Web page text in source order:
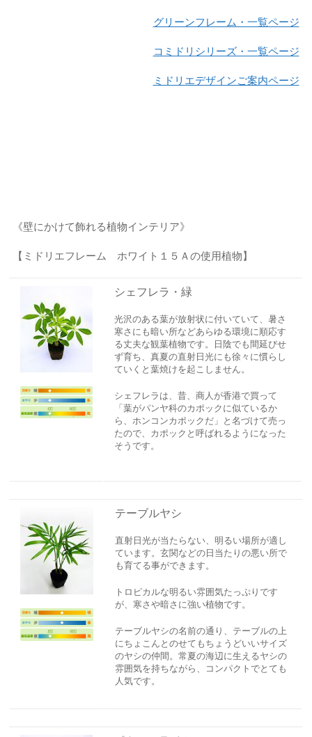
グリーンフレーム・一覧ページ
コミドリシリーズ・一覧ページ
ミドリエデザインご案内ページ
《壁にかけて飾れる植物インテリア》
【ミドリエフレーム ホワイト１５Ａの使用植物】
シェフレラ・緑
光沢のある葉が放射状に付いていて、暑さ
寒さにも暗い所などあらゆる環境に順応す
る丈夫な観葉植物です。日陰でも間延びせ
ず育ち、真夏の直射日光にも徐々に慣らし
ていくと葉焼けを起こしません。
シェフレラは、昔、商人が香港で買って
「葉がパンヤ科のカポックに似ているか
ら、ホンコンカポックだ」と名づけて売っ
たので、カポックと呼ばれるようになった
そうです。
テーブルヤシ
直射日光が当たらない、明るい場所が適し
ています。玄関などの日当たりの悪い所で
も育てる事ができます。
トロピカルな明るい雰囲気たっぷりです
が、寒さや暗さに強い植物です。
テーブルヤシの名前の通り、テーブルの上
にちょこんとのせてもちょうどいいサイズ
のヤシの仲間。常夏の海辺に生えるヤシの
雰囲気を持ちながら、コンパクトでとても
人気です。